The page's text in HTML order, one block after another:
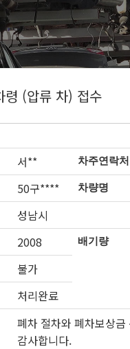
(압류 차) 접수
서** 차주연락처
50구**** 차량명
성남시
2008 배기량
불가
처리완료
폐차 절차와 폐차보상
감사합니다.